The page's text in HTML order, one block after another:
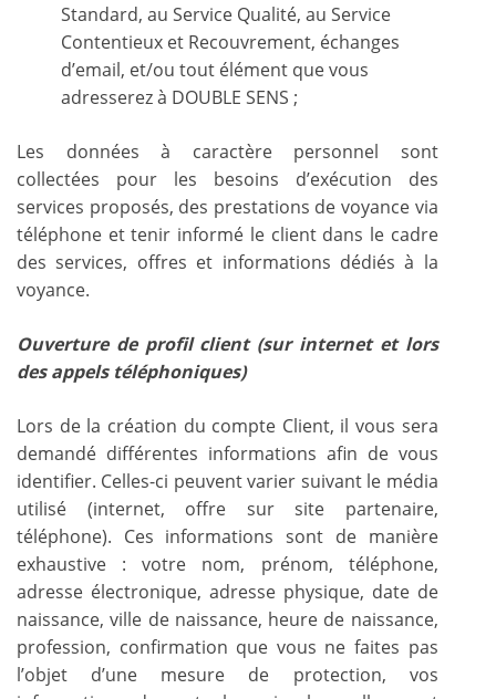
Standard, au Service Qualité, au Service
Contentieux et Recouvrement, échanges
d’email, et/ou tout élément que vous
adresserez à DOUBLE SENS ;
Les données à caractère personnel sont
collectées pour les besoins d’exécution des
services proposés, des prestations de voyance via
téléphone et tenir informé le client dans le cadre
des services, offres et informations dédiés à la
voyance.
Ouverture de profil client (sur internet et lors
des appels téléphoniques)
Lors de la création du compte Client, il vous sera
demandé différentes informations afin de vous
identifier. Celles-ci peuvent varier suivant le média
utilisé (internet, offre sur site partenaire,
téléphone). Ces informations sont de manière
exhaustive : votre nom, prénom, téléphone,
adresse électronique, adresse physique, date de
naissance, ville de naissance, heure de naissance,
profession, confirmation que vous ne faites pas
l’objet d’une mesure de protection, vos